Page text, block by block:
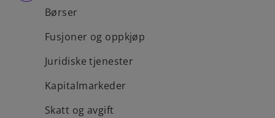
Børser
Fusjoner og oppkjøp
Juridiske tjenester
Kapitalmarkeder
Skatt og avgift